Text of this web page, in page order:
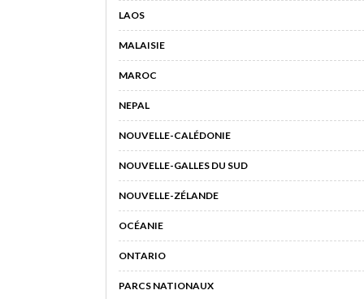
LAOS
MALAISIE
MAROC
NEPAL
NOUVELLE-CALÉDONIE
NOUVELLE-GALLES DU SUD
NOUVELLE-ZÉLANDE
OCÉANIE
ONTARIO
PARCS NATIONAUX